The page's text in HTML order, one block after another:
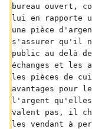
bureau ouvert,
lui en rapporte
une pièce
s'assurer qu'il
public au delà
échanges et
les pièces de
avantages pour
l'argent qu'elles
valent pas, il
les vendant à